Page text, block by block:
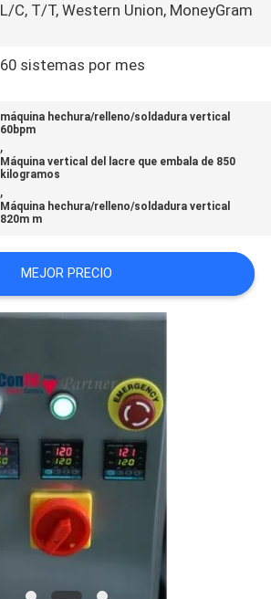
L/C, T/T, Western Union, MoneyGram
60 sistemas por mes
máquina hechura/relleno/soldadura vertical
60bpm
,
Máquina vertical del lacre que embala de 850
kilogramos
,
Máquina hechura/relleno/soldadura vertical
820m m
MEJOR PRECIO